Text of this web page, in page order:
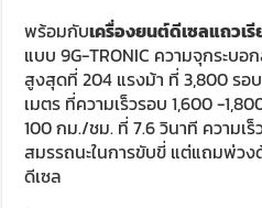
พร้อมกับเครื่องยนต์ดีเซลแถวเรี
แบบ 9G-TRONIC ความจุกระบอ
สูงสุดที่ 204 แรงม้า ที่ 3,800 ร
เมตร ที่ความเร็วรอบ 1,600 -
100 กม./ชม. ที่ 7.6 วินาที ความเ
สมรรถนะในการขับขี่ แต่แถมพ่ว
ดีเซล